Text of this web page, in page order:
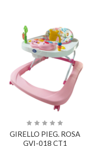
GIRELLO PIEG. ROSA
GVI-018 CT1